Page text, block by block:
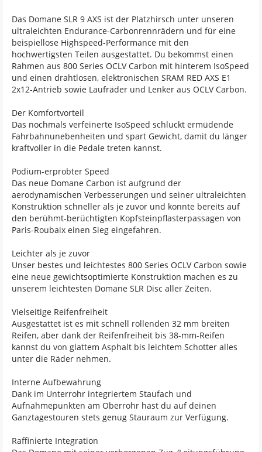
Das Domane SLR 9 AXS ist der Platzhirsch unter unseren
ultraleichten Endurance-Carbonrennrädern und für eine
beispiellose Highspeed-Performance mit den
hochwertigsten Teilen ausgestattet. Du bekommst einen
Rahmen aus 800 Series OCLV Carbon mit hinterem IsoSpeed
und einen drahtlosen, elektronischen SRAM RED AXS E1
2x12-Antrieb sowie Laufräder und Lenker aus OCLV Carbon.
Der Komfortvorteil
Das nochmals verfeinerte IsoSpeed schluckt ermüdende
Fahrbahnunebenheiten und spart Gewicht, damit du länger
kraftvoller in die Pedale treten kannst.
Podium-erprobter Speed
Das neue Domane Carbon ist aufgrund der
aerodynamischen Verbesserungen und seiner ultraleichten
Konstruktion schneller als je zuvor und konnte bereits auf
den berühmt-berüchtigten Kopfsteinpflasterpassagen von
Paris-Roubaix einen Sieg eingefahren.
Leichter als je zuvor
Unser bestes und leichtestes 800 Series OCLV Carbon sowie
eine neue gewichtsoptimierte Konstruktion machen es zu
unserem leichtesten Domane SLR Disc aller Zeiten.
Vielseitige Reifenfreiheit
Ausgestattet ist es mit schnell rollenden 32 mm breiten
Reifen, aber dank der Reifenfreiheit bis 38-mm-Reifen
kannst du von glattem Asphalt bis leichtem Schotter alles
unter die Räder nehmen.
Interne Aufbewahrung
Dank im Unterrohr integriertem Staufach und
Aufnahmepunkten am Oberrohr hast du auf deinen
Ganztagestouren stets genug Stauraum zur Verfügung.
Raffinierte Integration